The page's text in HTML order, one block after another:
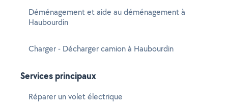
Déménagement et aide au déménagement à
Haubourdin
Charger - Décharger camion à Haubourdin
Services principaux
Réparer un volet électrique